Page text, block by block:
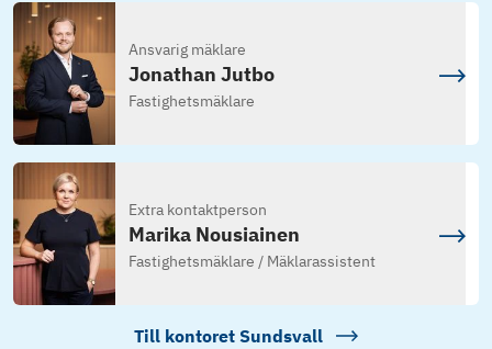
Ansvarig mäklare
Jonathan Jutbo
Fastighetsmäklare
Extra kontaktperson
Marika Nousiainen
Fastighetsmäklare / Mäklarassistent
Till kontoret Sundsvall